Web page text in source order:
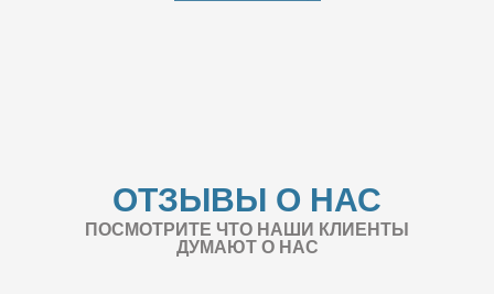
ОТЗЫВЫ О НАС
ПОСМОТРИТЕ ЧТО НАШИ КЛИЕНТЫ
ДУМАЮТ О НАС